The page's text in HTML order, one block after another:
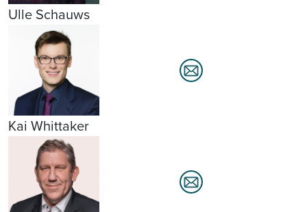
Ulle Schauws
Kai Whittaker